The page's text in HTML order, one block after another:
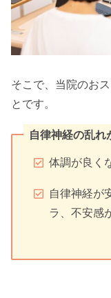
そこで、当院のお
とです。
自律神経の乱
体調が良く
自律神経が
ラ、不安感